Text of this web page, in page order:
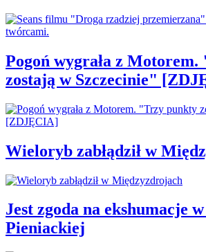
Pogoń wygrała z
zostają w Szczecinie"
Wieloryb zabłądził w
Jest zgoda na ekshumacje
Pieniackiej